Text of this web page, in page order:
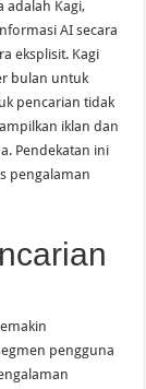
adalah Kagi,
AI secara
eksplisit. Kagi
bulan untuk
pencarian tidak
iklan dan
Pendekatan ini
pengalaman
pengguna